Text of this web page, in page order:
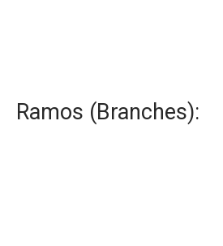
Ramos (Branches):